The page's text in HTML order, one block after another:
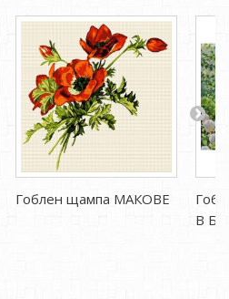
Гоблен щампа МАКОВЕ
В